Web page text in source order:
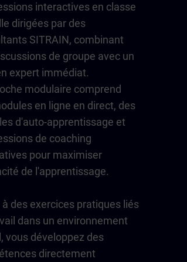
interactives en classe
dirigées par des
SITRAIN, combinant
de groupe avec un
expert immédiat.
modulaire comprend
en ligne en direct, des
d'auto-apprentissage et
de coaching
pour maximiser
de l'apprentissage.
à des exercices pratiques liés
dans un environnement
vous développez des
directement